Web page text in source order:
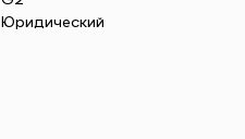
Юридический